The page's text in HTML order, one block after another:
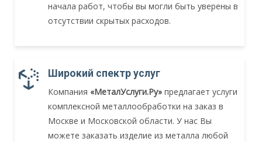
начала работ, чтобы вы могли быть уверены в
отсутствии скрытых расходов.
Широкий спектр услуг
Компания «МеталУслуги.Ру» предлагает услуги
комплексной металлообработки на заказ в
Москве и Московской области. У нас Вы
можете заказать изделие из металла любой